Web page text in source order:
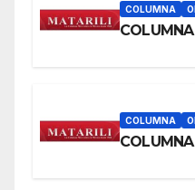
COLUMNA
COLUMNA